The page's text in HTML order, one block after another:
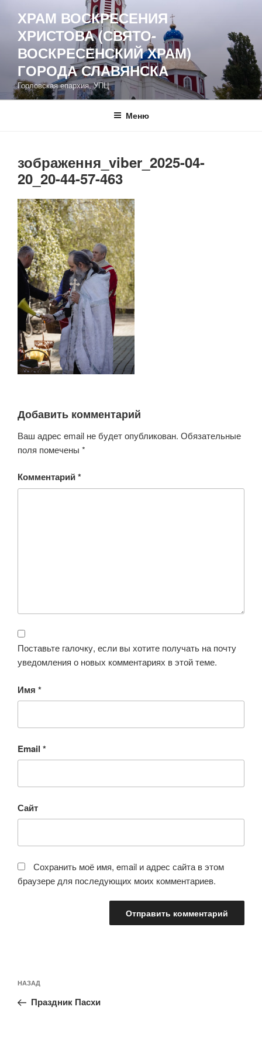
содержимому
ХРАМ ВОСКРЕСЕНИЯ
ХРИСТОВА (СВЯТО-
ВОСКРЕСЕНСКИЙ ХРАМ)
ГОРОДА СЛАВЯНСКА
Горловская епархия, УПЦ
Меню
зображення_viber_2025-04-
20_20-44-57-463
Добавить комментарий
Ваш адрес email не будет опубликован. Обязательные
поля помечены *
Комментарий*
Поставьте галочку, если вы хотите получать на почту
уведомления о новых комментариях в этой теме.
Имя *
Email *
Сайт
Сохранить моё имя, email и адрес сайта в этом
браузере для последующих моих комментариев.
по
записям
Предыдущая
запись:
НАЗАД
Праздник Пасхи